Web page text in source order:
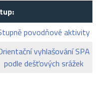
povodňové aktivity
vyhlašování SPA
podle dešťových srážek